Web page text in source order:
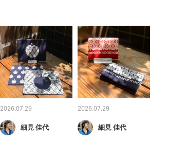
2026.07.29
細見 佳代
2026.07.29
細見 佳代